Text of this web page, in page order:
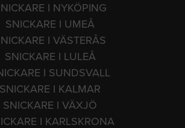
I NYKÖPING
SNICKARE I UMEÅ
I VÄSTERÅS
SNICKARE I LULEÅ
I SUNDSVALL
SNICKARE I KALMAR
SNICKARE I VÄXJÖ
I KARLSKRONA